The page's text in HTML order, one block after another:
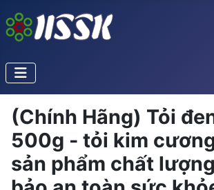
(Chính Hãng) Tỏi
500g - tỏi kim
sản phẩm chất